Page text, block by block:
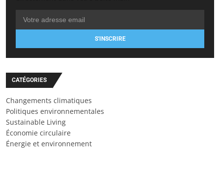
S'INSCRIRE
CATÉGORIES
Changements climatiques
Politiques environnementales
Sustainable Living
Économie circulaire
Énergie et environnement